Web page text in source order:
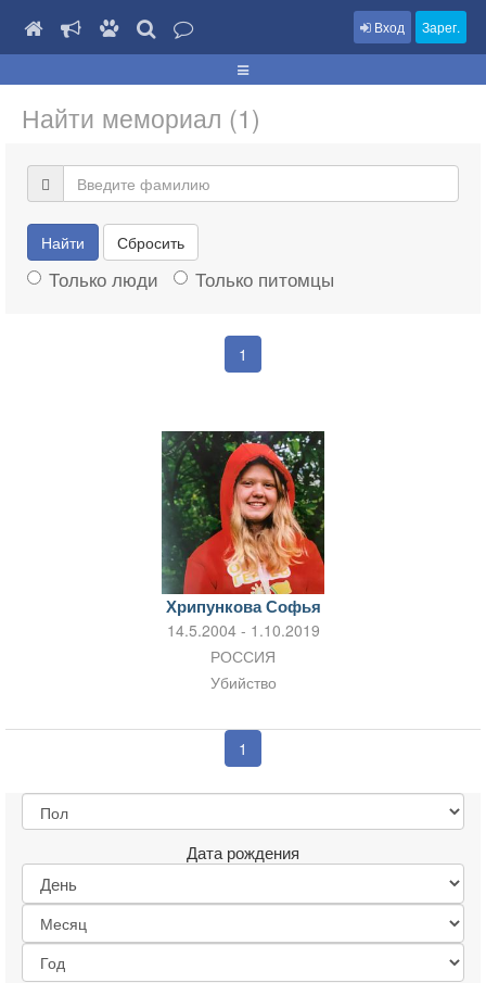
Вход Зарег.
Найти мемориал (1)
Найти Сбросить
Только люди Только питомцы
1
Хрипункова Софья
14.5.2004 - 1.10.2019
РОССИЯ
Убийство
1
Дата рождения